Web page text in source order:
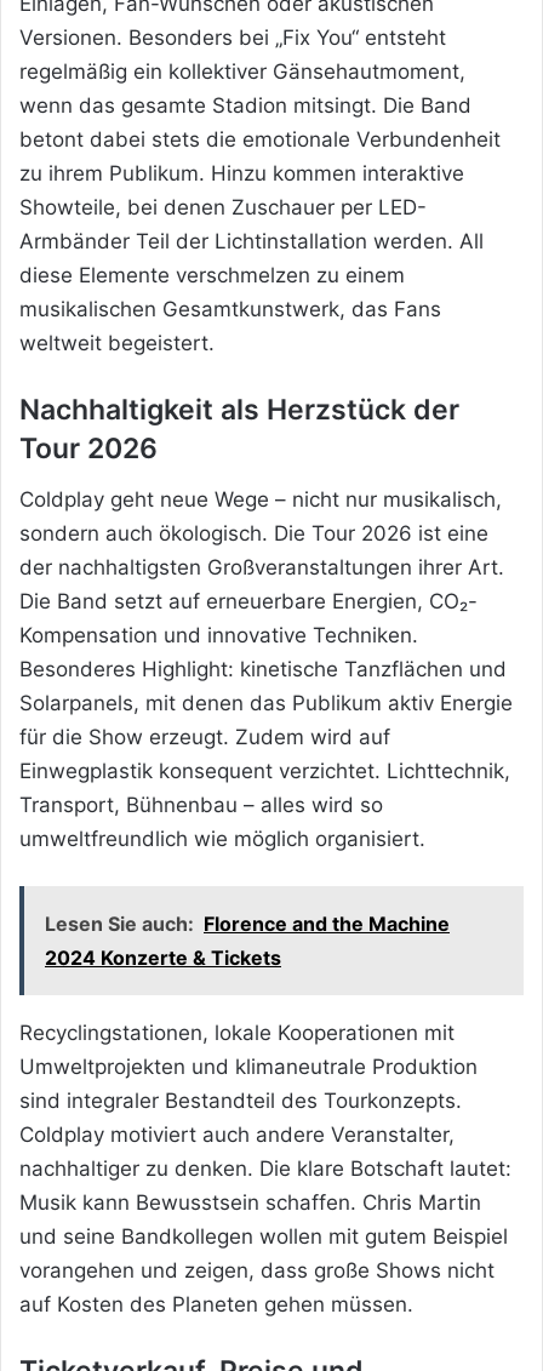
Versionen. Besonders bei „Fix You“ entsteht
regelmäßig ein kollektiver Gänsehautmoment,
wenn das gesamte Stadion mitsingt. Die Band
betont dabei stets die emotionale Verbundenheit
zu ihrem Publikum. Hinzu kommen interaktive
Showteile, bei denen Zuschauer per LED-
Armbänder Teil der Lichtinstallation werden. All
diese Elemente verschmelzen zu einem
musikalischen Gesamtkunstwerk, das Fans
weltweit begeistert.
Nachhaltigkeit als Herzstück der
Tour 2026
Coldplay geht neue Wege – nicht nur musikalisch,
sondern auch ökologisch. Die Tour 2026 ist eine
der nachhaltigsten Großveranstaltungen ihrer Art.
Die Band setzt auf erneuerbare Energien, CO₂-
Kompensation und innovative Techniken.
Besonderes Highlight: kinetische Tanzflächen und
Solarpanels, mit denen das Publikum aktiv Energie
für die Show erzeugt. Zudem wird auf
Einwegplastik konsequent verzichtet. Lichttechnik,
Transport, Bühnenbau – alles wird so
umweltfreundlich wie möglich organisiert.
Lesen Sie auch: Florence and the Machine
2024 Konzerte & Tickets
Recyclingstationen, lokale Kooperationen mit
Umweltprojekten und klimaneutrale Produktion
sind integraler Bestandteil des Tourkonzepts.
Coldplay motiviert auch andere Veranstalter,
nachhaltiger zu denken. Die klare Botschaft lautet:
Musik kann Bewusstsein schaffen. Chris Martin
und seine Bandkollegen wollen mit gutem Beispiel
vorangehen und zeigen, dass große Shows nicht
auf Kosten des Planeten gehen müssen.